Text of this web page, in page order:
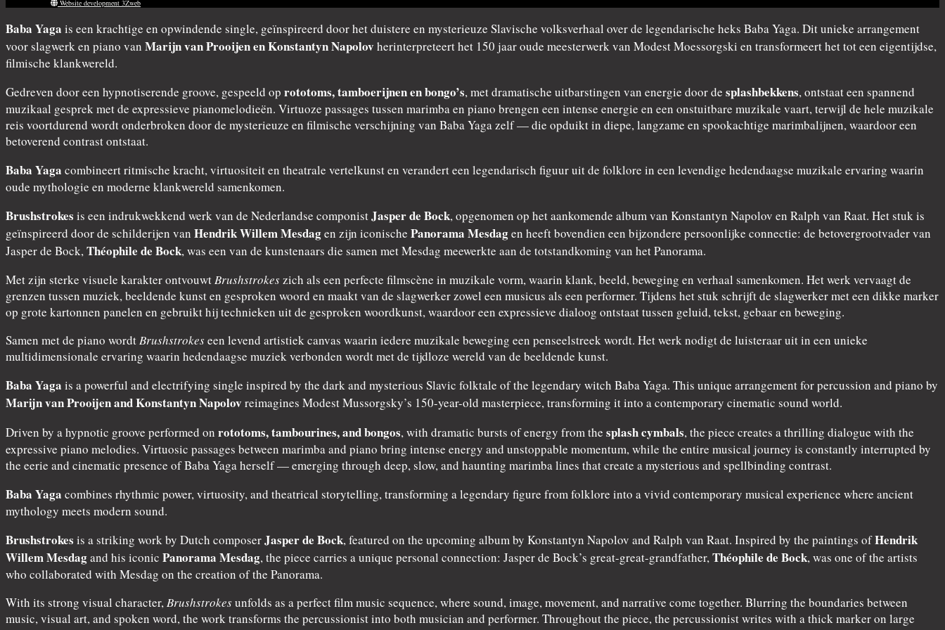
Website development 3Zweb
Baba Yaga is een krachtige en opwindende single, geïnspireerd door het duistere en mysterieuze Slavische volksverhaal over de legendarische heks Baba Yaga. Dit unieke arrangement
voor slagwerk en piano van Marijn van Prooijen en Konstantyn Napolov herinterpreteert het 150 jaar oude meesterwerk van Modest Moessorgski en transformeert het tot een eigentijdse,
filmische klankwereld.
Gedreven door een hypnotiserende groove, gespeeld op rototoms, tamboerijnen en bongo’s, met dramatische uitbarstingen van energie door de splashbekkens, ontstaat een spannend
muzikaal gesprek met de expressieve pianomelodieën. Virtuoze passages tussen marimba en piano brengen een intense energie en een onstuitbare muzikale vaart, terwijl de hele muzikale
reis voortdurend wordt onderbroken door de mysterieuze en filmische verschijning van Baba Yaga zelf — die opduikt in diepe, langzame en spookachtige marimbalijnen, waardoor een
betoverend contrast ontstaat.
Baba Yaga combineert ritmische kracht, virtuositeit en theatrale vertelkunst en verandert een legendarisch figuur uit de folklore in een levendige hedendaagse muzikale ervaring waarin
oude mythologie en moderne klankwereld samenkomen.
Brushstrokes is een indrukwekkend werk van de Nederlandse componistJasper de Bock, opgenomen op het aankomende album van Konstantyn Napolov en Ralph van Raat. Het stuk is
geïnspireerd door de schilderijen van Hendrik Willem Mesdagen zijn iconische Panorama Mesdagen heeft bovendien een bijzondere persoonlijke connectie: de betovergrootvader van
Jasper de Bock,Théophile de Bock, was een van de kunstenaars die samen met Mesdag meewerkte aan de totstandkoming van het Panorama.
Met zijn sterke visuele karakter ontvouwtBrushstrokeszich als een perfecte filmscène in muzikale vorm, waarin klank, beeld, beweging en verhaal samenkomen. Het werk vervaagt de
grenzen tussen muziek, beeldende kunst en gesproken woord en maakt van de slagwerker zowel een musicus als een performer. Tijdens het stuk schrijft de slagwerker met een dikke marker
op grote kartonnen panelen en gebruikt hij technieken uit de gesproken woordkunst, waardoor een expressieve dialoog ontstaat tussen geluid, tekst, gebaar en beweging.
Samen met de piano wordtBrushstrokeseen levend artistiek canvas waarin iedere muzikale beweging een penseelstreek wordt. Het werk nodigt de luisteraar uit in een unieke
multidimensionale ervaring waarin hedendaagse muziek verbonden wordt met de tijdloze wereld van de beeldende kunst.
Baba Yaga is a powerful and electrifying single inspired by the dark and mysterious Slavic folktale of the legendary witch Baba Yaga. This unique arrangement for percussion and piano by
Marijn van Prooijen and Konstantyn Napolov reimagines Modest Mussorgsky’s 150-year-old masterpiece, transforming it into a contemporary cinematic sound world.
Driven by a hypnotic groove performed on rototoms, tambourines, and bongos, with dramatic bursts of energy from the splash cymbals, the piece creates a thrilling dialogue with the
expressive piano melodies. Virtuosic passages between marimba and piano bring intense energy and unstoppable momentum, while the entire musical journey is constantly interrupted by
the eerie and cinematic presence of Baba Yaga herself — emerging through deep, slow, and haunting marimba lines that create a mysterious and spellbinding contrast.
Baba Yaga combines rhythmic power, virtuosity, and theatrical storytelling, transforming a legendary figure from folklore into a vivid contemporary musical experience where ancient
mythology meets modern sound.
Brushstrokes is a striking work by Dutch composerJasper de Bock, featured on the upcoming album by Konstantyn Napolov and Ralph van Raat. Inspired by the paintings ofHendrik
Willem Mesdagand his iconic Panorama Mesdag, the piece carries a unique personal connection: Jasper de Bock’s great-great-grandfather,Théophile de Bock, was one of the artists
who collaborated with Mesdag on the creation of the Panorama.
With its strong visual character,Brushstrokesunfolds as a perfect film music sequence, where sound, image, movement, and narrative come together. Blurring the boundaries between
music, visual art, and spoken word, the work transforms the percussionist into both musician and performer. Throughout the piece, the percussionist writes with a thick marker on large